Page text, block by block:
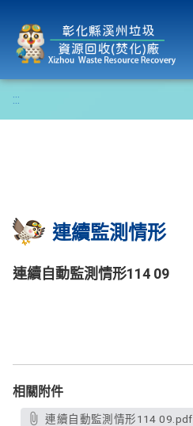
:::
連續監測情形
連續自動監測情形114 09
相關附件
連續自動監測情形114 09.pdf